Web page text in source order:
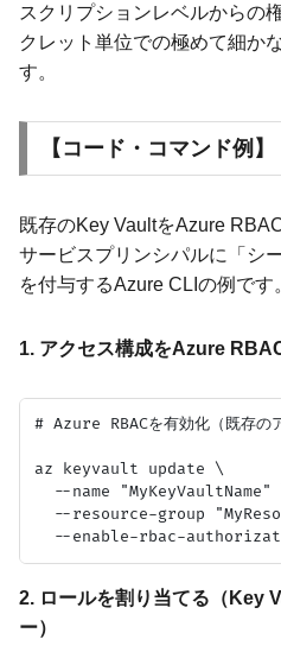
スクリプションレベルからの
クレット単位での極めて細か
す。
【コード・コマンド例】
既存のKey VaultをAzure
サービスプリンシパルに「シ
を付与するAzure CLIの例です
1. アクセス構成をAzure
# Azure RBACを有効化（既存の
az keyvault update \
--name "MyKeyVaultName"
--resource-group
2. ロールを割り当てる（Key
ー）